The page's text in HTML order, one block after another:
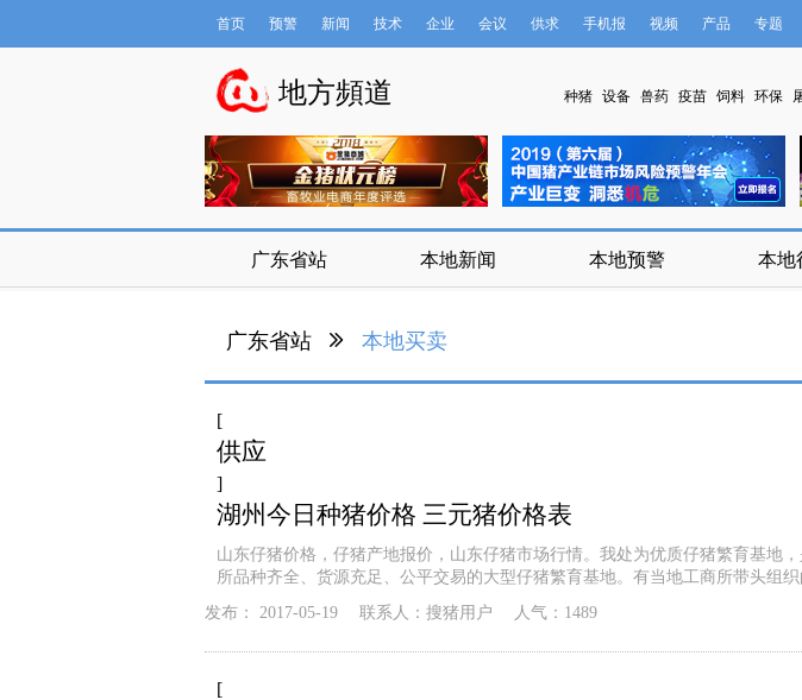
首页 预警 新闻 技术 企业 会议 供求 手机报 视频 产品 专题
数据库
地方頻道 种猪 设备 兽药 疫苗 饲料 环保
广东省站 本地新闻 本地预警 本地
广东省站 本地买卖
[
供应
]
湖州今日种猪价格 三元猪价格表
山东仔猪价格，仔猪产地报价，山东仔猪市场行情。我处为优质仔猪繁育基地，
所品种齐全、货源充足、公平交易的大型仔猪繁育基地。有当地工商所带头组织
发布： 2017-05-19 联系人： 搜猪用户 人气：1489
[